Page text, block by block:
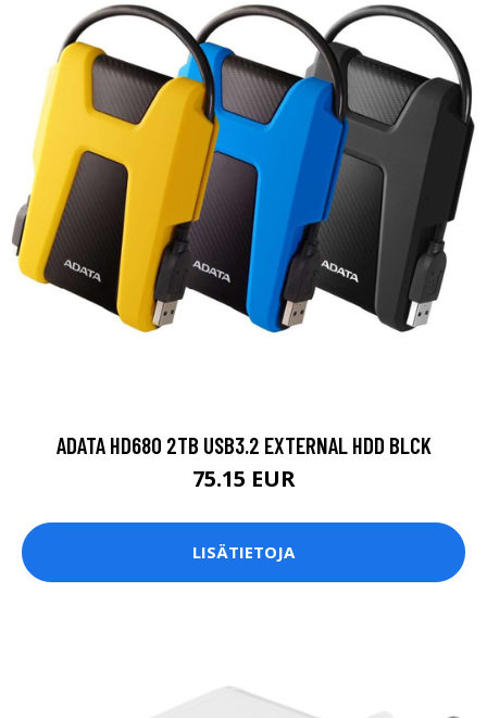
ADATA HD680 2TB USB3.2 EXTERNAL HDD BLCK
75.15 EUR
LISÄTIETOJA